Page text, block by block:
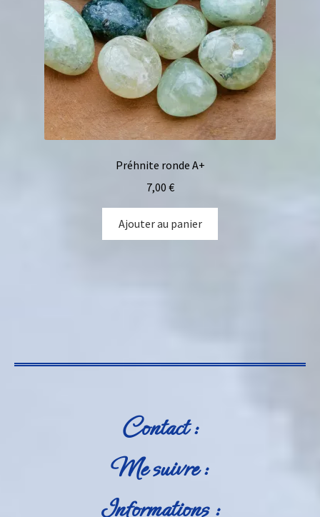
Préhnite ronde A+
7,00 €
Ajouter au panier
Contact :
Me suivre :
Informations :